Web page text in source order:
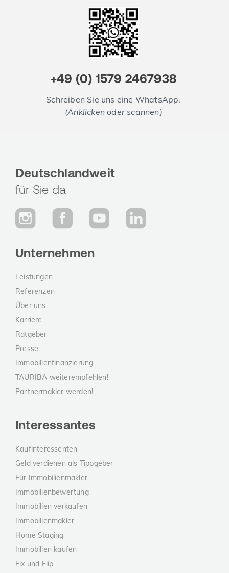
+49 (0) 1579 2467938
Schreiben Sie uns eine WhatsApp.
(Anklicken oder scannen)
Deutschlandweit
für Sie da
Unternehmen
Leistungen
Referenzen
Über uns
Karriere
Ratgeber
Presse
Immobilienfinanzierung
TAURIBA weiterempfehlen!
Partnermakler werden!
Interessantes
Kaufinteressenten
Geld verdienen als Tippgeber
Für Immobilienmakler
Immobilienbewertung
Immobilien verkaufen
Immobilienmakler
Home Staging
Immobilien kaufen
Fix und Flip